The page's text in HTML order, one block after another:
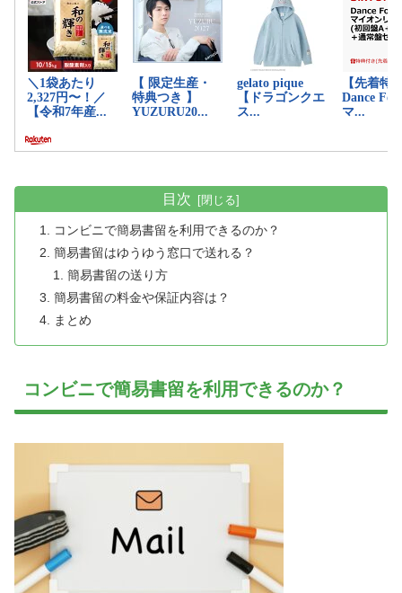
目次
コンビニで簡易書留を利用できるのか？
簡易書留はゆうゆう窓口で送れる？
簡易書留の送り方
簡易書留の料金や保証内容は？
まとめ
コンビニで簡易書留を利用できるのか？